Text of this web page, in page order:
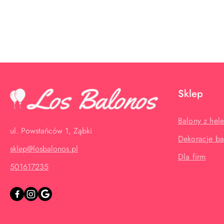
ul. Powstańców 1, Ząbki
sklep@losbalonos.pl
501617235
Sklep
Balony z
Dekoracje
Dla firm